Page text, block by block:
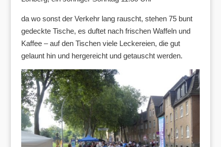
da wo sonst der Verkehr lang rauscht, stehen 75 bunt
gedeckte Tische, es duftet nach frischen Waffeln und
Kaffee – auf den Tischen viele Leckereien, die gut
gelaunt hin und hergereicht und getauscht werden.